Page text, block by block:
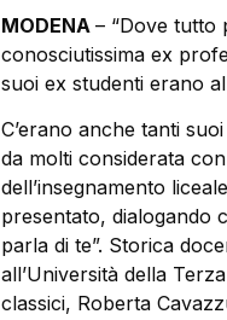
MODENA – “Dove tutto
conosciutissima ex
suoi ex studenti erano
C’erano anche tanti
da molti considerata
dell’insegnamento
presentato, dialogando
parla di te”. Storica
all’Università della
classici, Roberta